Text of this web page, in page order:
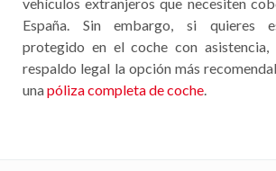
vehículos extranjeros que necesiten
España. Sin embargo, si quieres
protegido en el coche con
respaldo legal la opción más
unapóliza completa de coche.